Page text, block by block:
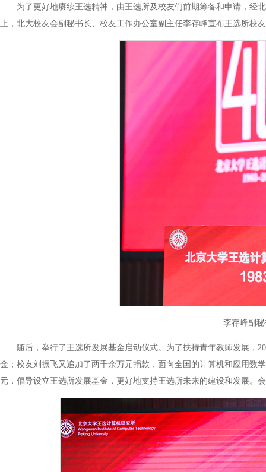
为了更好地赓续王选精神，由王选所及校友们前期筹备和申请，经
上，北大校友会副秘书长、校友工作办公室副主任李存峰宣布王选所校
李存峰副
随后，举行了王选所发展基金启动仪式。为了扶持青年教师发展，
金；校友刘振飞又追加了两千余万元捐款，面向全国的计算机和应用数
元，倡导设立王选所发展基金，更好地支持王选所未来的建设和发展。